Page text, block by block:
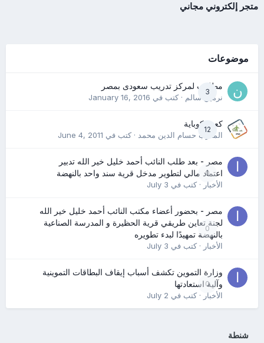
متجر إلكتروني مجاني
موضوعات
3
مطلوب لمركز تدريب سعودى بمصر
نرمين سالم· كتب في January 16, 2016
12
كعب كوباية
المدرب حسام الدين محمد· كتب في June 4, 2011
0
مصر - بعد طلب النائب أحمد خليل خير الله تدبير
اعتماد مالي لتطوير مدخل قرية سند واحد بالنهضة
الأخبار· كتب في July 3
0
مصر - بحضور أعضاء مكتب النائب أحمد خليل خير الله
لجنة تعاين طريقي قرية الحظيرة و المدرسة الصناعية
بالنهضة تمهيدًا لبدء تطويره
الأخبار· كتب في July 3
0
وزارة التموين تكشف أسباب إيقاف البطاقات التموينية
وآلية استعادتها
الأخبار· كتب في July 2
شنطة